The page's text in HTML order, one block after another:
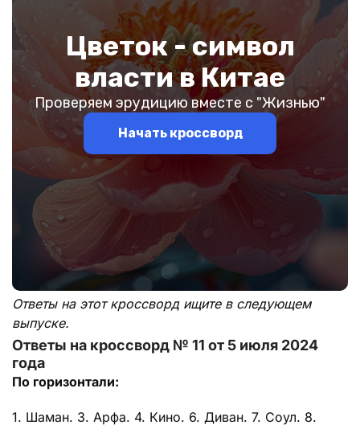
Ответы на этот кроссворд ищите в следующем
выпуске.
Ответы на кроссворд № 11 от 5 июля 2024
года
По горизонтали:
1. Шаман. 3. Арфа. 4. Кино. 6. Диван. 7. Соул. 8.